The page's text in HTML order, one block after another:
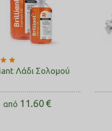
Λάδι Σολομού
από 11.60€